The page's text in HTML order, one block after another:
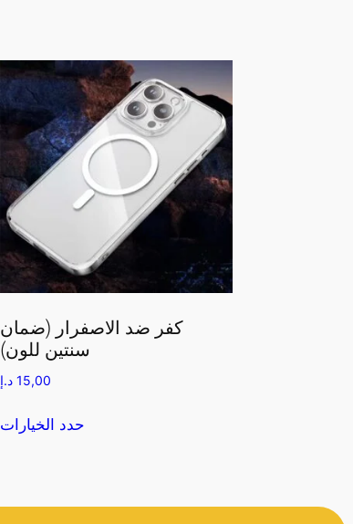
كفر ضد الاصفرار (ضمان
سنتين للون)
15,00 د.إ
حدد الخيارات